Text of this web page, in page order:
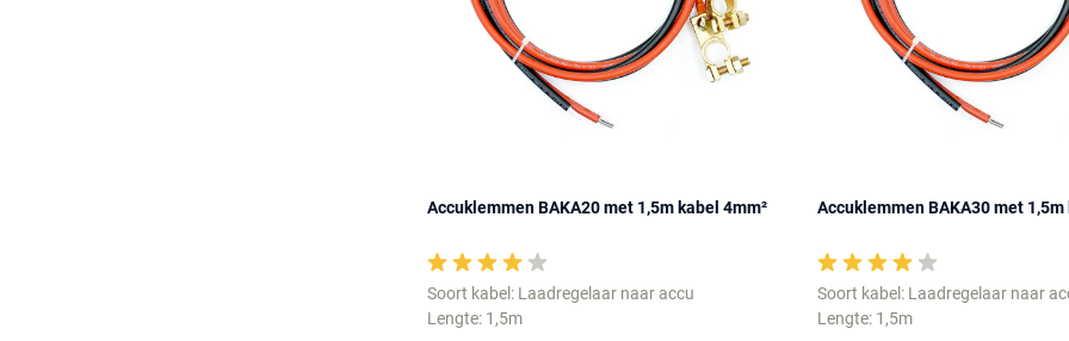
Accuklemmen BAKA20 met 1,5m kabel 4mm²
Soort kabel: Laadregelaar naar accu
Lengte: 1,5m
Accuklemmen BAKA30 met 1,5m
Soort kabel: Laadregelaar naar
Lengte: 1,5m